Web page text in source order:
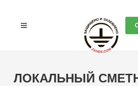
ЛОКАЛЬНЫЙ